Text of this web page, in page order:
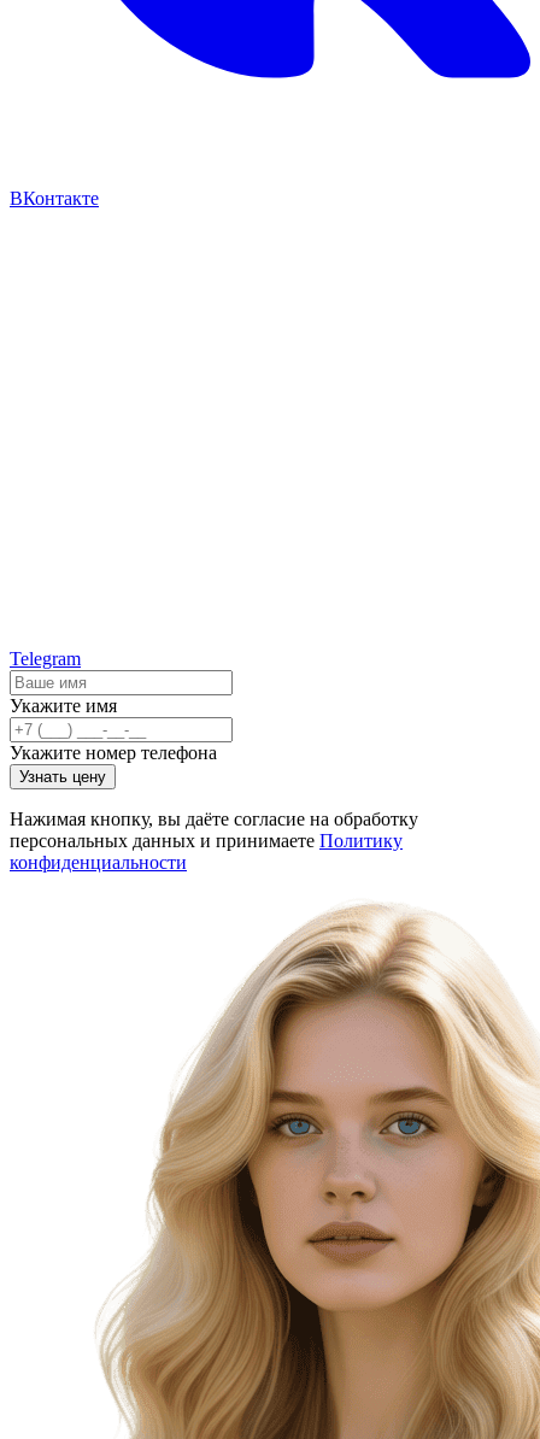
ВКонтакте
Telegram
Укажите имя
Укажите номер телефона
Узнать цену
Нажимая кнопку, вы даёте согласие на обработку
персональных данных и принимаете Политику
конфиденциальности